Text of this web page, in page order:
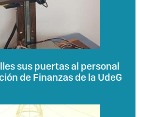
sus puertas al personal
de Finanzas de la UdeG